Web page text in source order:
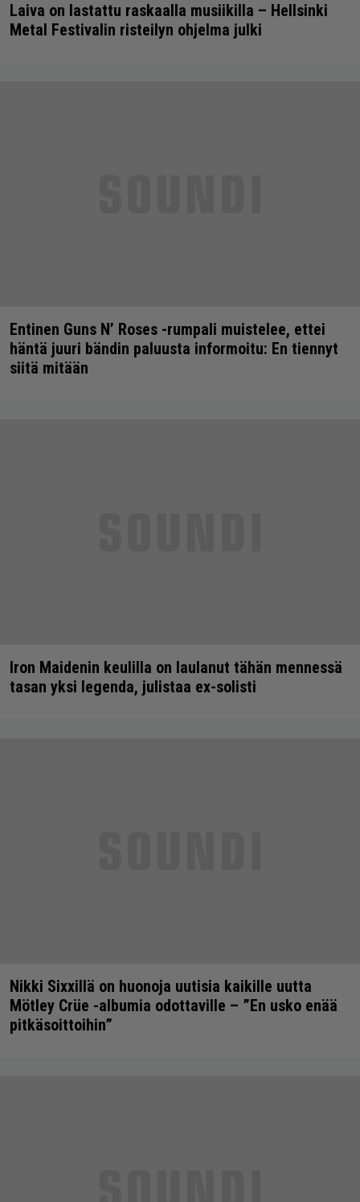
Laiva on lastattu raskaalla musiikilla – Hellsinki
Metal Festivalin risteilyn ohjelma julki
Entinen Guns N’ Roses -rumpali muistelee, ettei
häntä juuri bändin paluusta informoitu: En tiennyt
siitä mitään
Iron Maidenin keulilla on laulanut tähän mennessä
tasan yksi legenda, julistaa ex-solisti
Nikki Sixxillä on huonoja uutisia kaikille uutta
Mötley Crüe -albumia odottaville – ”En usko enää
pitkäsoittoihin”